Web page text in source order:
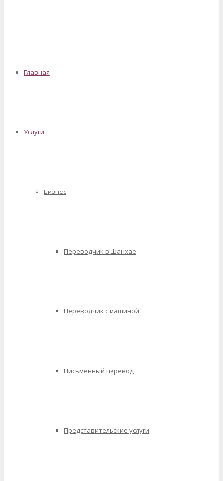
Главная
Услуги
Бизнес
Переводчик в Шанхае
Переводчик с машиной
Письменный перевод
Представительские услуги